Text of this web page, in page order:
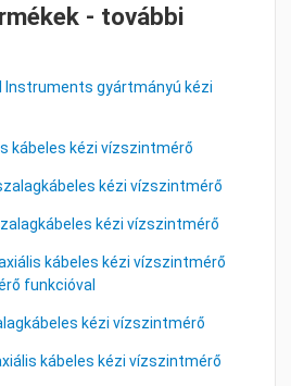
- további
Instruments gyártmányú kézi
kábeles kézi vízszintmérő
kézi vízszintmérő
kézi vízszintmérő
kábeles kézi vízszintmérő
funkcióval
kézi vízszintmérő
kábeles kézi vízszintmérő